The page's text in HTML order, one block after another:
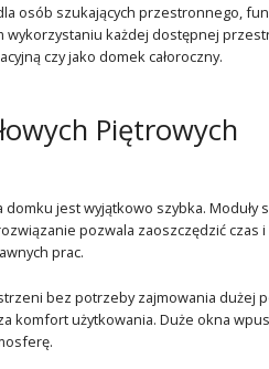
osób szukających przestronnego,
każdej dostępnej
czy jako domek całoroczny.
Piętrowych
jest wyjątkowo szybka.
pozwala zaoszczędzić czas
prac.
bez potrzeby zajmowania dużej
użytkowania. Duże okna